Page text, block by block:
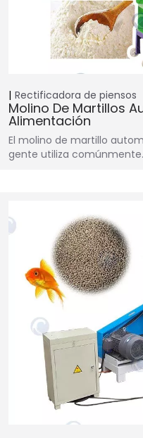
Rectificadora de piensos
Molino De Martillos
Alimentación
El molino de martillo
gente utiliza